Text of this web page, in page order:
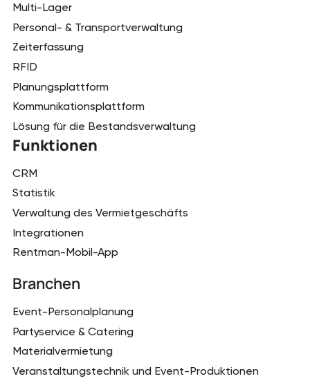
Multi-Lager
Personal- & Transportverwaltung
Zeiterfassung
RFID
Planungsplattform
Kommunikationsplattform
Lösung für die Bestandsverwaltung
Funktionen
CRM
Statistik
Verwaltung des Vermietgeschäfts
Integrationen
Rentman-Mobil-App
Branchen
Event-Personalplanung
Partyservice & Catering
Materialvermietung
Veranstaltungstechnik und Event-Produktionen